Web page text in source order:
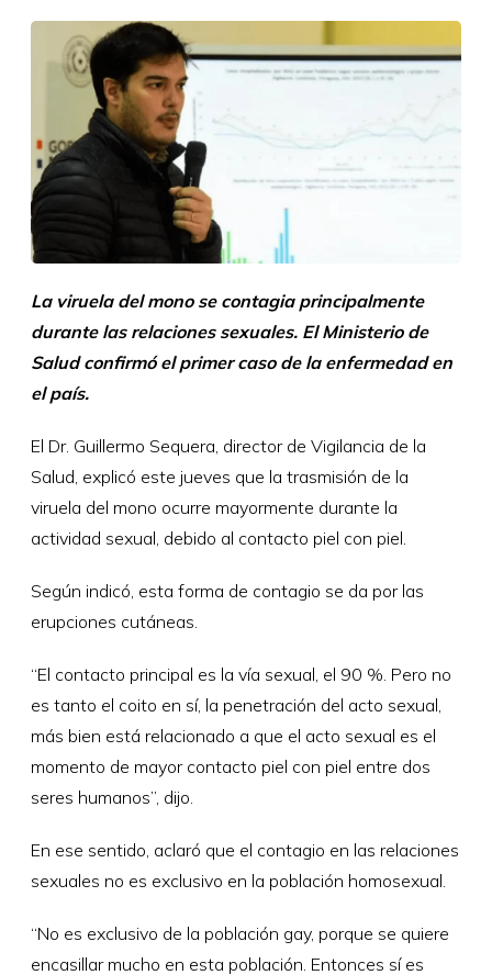
La viruela del mono se contagia principalmente
durante las relaciones sexuales. El Ministerio de
Salud confirmó el primer caso de la enfermedad en
el país.
El Dr. Guillermo Sequera, director de Vigilancia de la
Salud, explicó este jueves que la trasmisión de la
viruela del mono ocurre mayormente durante la
actividad sexual, debido al contacto piel con piel.
Según indicó, esta forma de contagio se da por las
erupciones cutáneas.
“El contacto principal es la vía sexual, el 90 %. Pero no
es tanto el coito en sí, la penetración del acto sexual,
más bien está relacionado a que el acto sexual es el
momento de mayor contacto piel con piel entre dos
seres humanos”, dijo.
En ese sentido, aclaró que el contagio en las relaciones
sexuales no es exclusivo en la población homosexual.
“No es exclusivo de la población gay, porque se quiere
encasillar mucho en esta población. Entonces sí es